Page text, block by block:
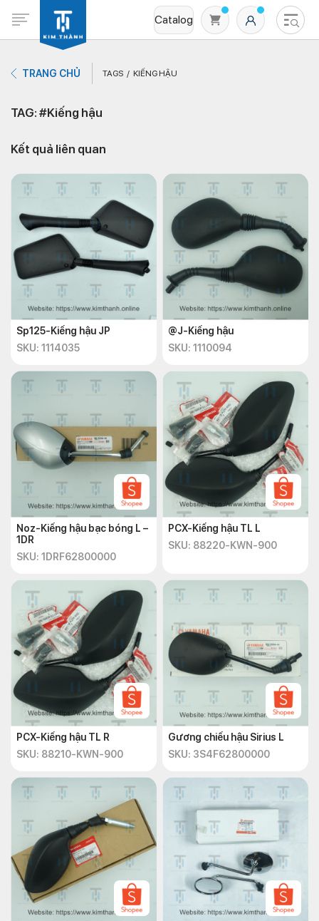
Catalog
Không có sản phẩm nào trong giỏ hàng
TRANG CHỦ TAGS KIẾNG HẬU
TAG: #Kiếng hậu
Kết quả liên quan
Sp125-Kiếng hậu JP
SKU: 1114035
@J-Kiếng hậu
SKU: 1110094
Noz-Kiếng hậu bạc bóng L –
1DR
SKU: 1DRF62800000
PCX-Kiếng hậu TL L
SKU: 88220-KWN-900
PCX-Kiếng hậu TL R
SKU: 88210-KWN-900
Gương chiếu hậu Sirius L
SKU: 3S4F62800000